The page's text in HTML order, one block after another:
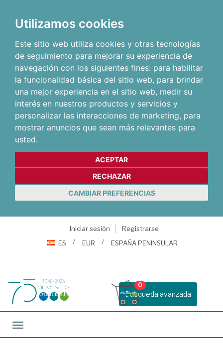
Utilizamos cookies
Este sitio web utiliza cookies y otras tecnologías
de seguimiento para mejorar su experiencia de
navegación con los siguientes fines: para habilitar
la funcionalidad básica del sitio web, para brindar
una mejor experiencia en el sitio web, medir su
interés en nuestros productos y servicios y
personalizar las interacciones de marketing, para
mostrar anuncios que sean más relevantes para
usted.
ACEPTAR
RECHAZAR
CAMBIAR PREFERENCIAS
Iniciar sesión
Registrarse
ES
EUR ESPAÑA PENINSULAR
Busqueda avanzada
0
Toggle navigation